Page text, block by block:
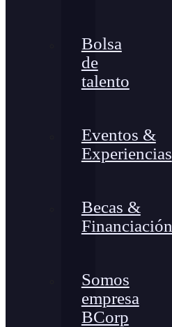
Bolsa
de
talento
Eventos &
Experiencias
Becas &
Financiación
Somos
empresa
BCorp